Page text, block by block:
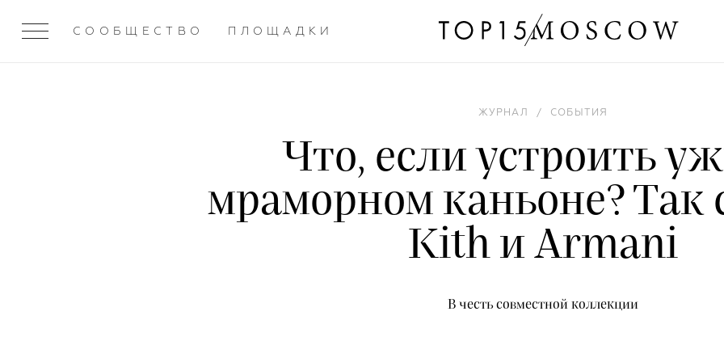
СООБЩЕСТВО ПЛОЩАДКИ
ЖУРНАЛ / СОБЫТИЯ
Что, если устроить
мраморном каньоне? Так
Kith и Armani
В честь совместной коллекции